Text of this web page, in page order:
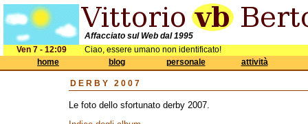
Affacciato sul Web dal 1995
Ven 7 - 12:09
Ciao, essere umano non identificato!
home
blog personale attività
DERBY 2007
Le foto dello sfortunato derby 2007.